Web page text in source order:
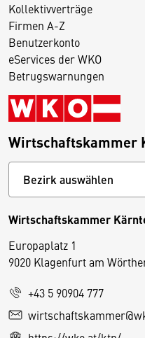
Kollektivverträge
Firmen A-Z
Benutzerkonto
eServices der WKO
Betrugswarnungen
Wirtschaftskammer
Wirtschaftskammer
Europaplatz 1
9020 Klagenfurt am
+43 5 90904 777
D